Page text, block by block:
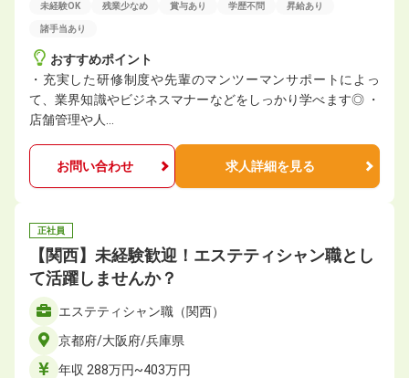
未経験OK 残業少なめ 賞与あり 学歴不問 昇給あり
諸手当あり
おすすめポイント
・充実した研修制度や先輩のマンツーマンサポートによっ
て、業界知識やビジネスマナーなどをしっかり学べます◎ ・
店舗管理や人…
お問い合わせ 求人詳細を見る
正社員
【関西】未経験歓迎！エステティシャン職とし
て活躍しませんか？
エステティシャン職（関西）
京都府/大阪府/兵庫県
年収 288万円~403万円